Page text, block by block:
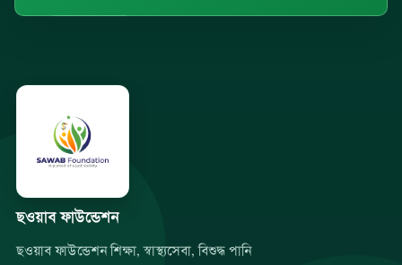
ছওয়াব ফাউন্ডেশন
ছওয়াব ফাউন্ডেশন শিক্ষা, স্বাস্থ্যসেবা, বিশুদ্ধ পানি